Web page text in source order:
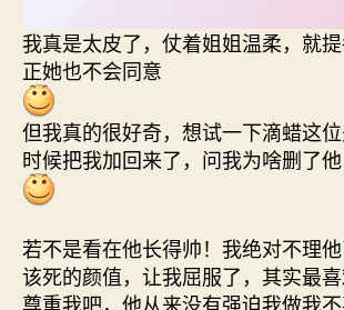
我真是太皮了，仗着姐姐温柔，就
正她也不会同意
但我真的很好奇，想试一下滴蜡这
时候把我加回来了，问我为啥删了他
若不是看在他长得帅！我绝对不理
该死的颜值，让我屈服了，其实最
尊重我吧，他从来没有强迫我做我